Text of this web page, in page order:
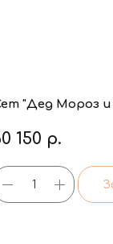
"Дед Мороз
150 р.